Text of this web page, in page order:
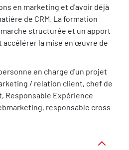
en marketing et d'avoir déjà
de CRM. La formation
structurée et un apport
accélérer la mise en œuvre de
en charge d'un projet
/ relation client, chef de
Responsable Expérience
responsable cross